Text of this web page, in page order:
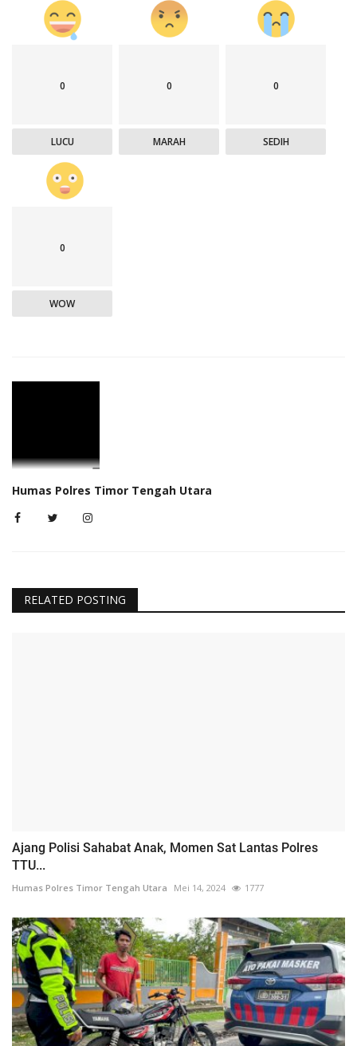
0
LUCU
0
MARAH
0
SEDIH
0
WOW
Humas Polres Timor Tengah Utara
RELATED POSTING
Ajang Polisi Sahabat Anak, Momen Sat Lantas Polres
TTU...
Humas Polres Timor Tengah Utara Mei 14, 2024 1777